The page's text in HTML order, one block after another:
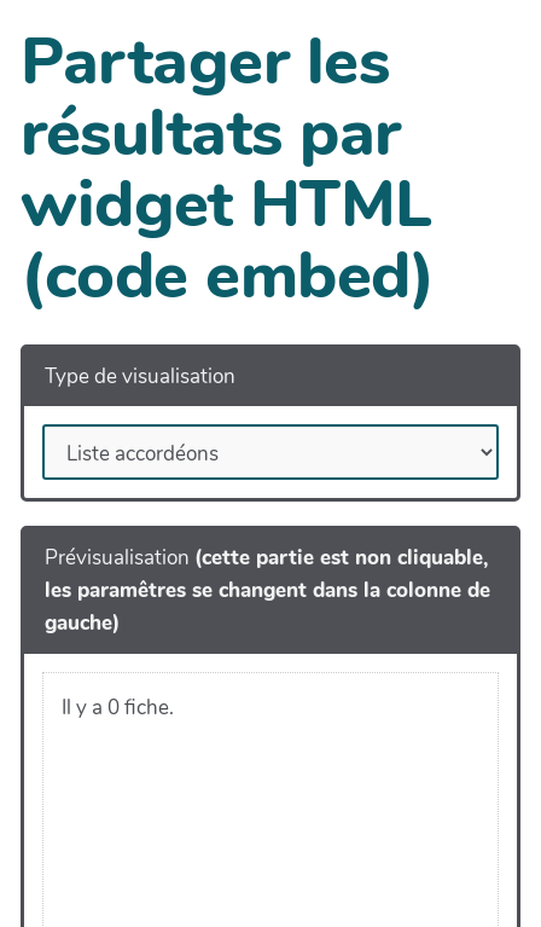
Partager les
résultats par
widget HTML
(code embed)
Type de visualisation
Prévisualisation (cette partie est non cliquable,
les paramêtres se changent dans la colonne de
gauche)